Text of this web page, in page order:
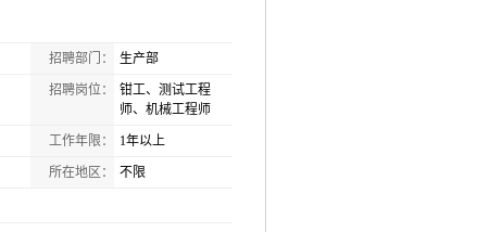
招聘部门： 生产部
招聘岗位：
钳工、测试工程
师、机械工程师
工作年限： 1年以上
所在地区： 不限